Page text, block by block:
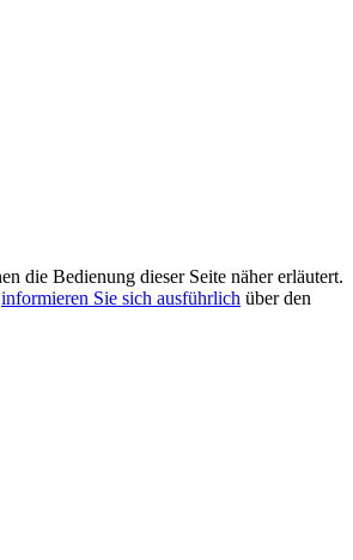
die Bedienung dieser Seite näher erläutert.
informieren Sie sich ausführlich über den